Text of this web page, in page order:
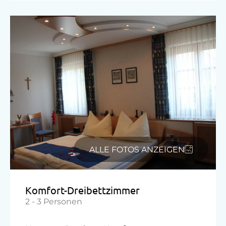
ALLE FOTOS ANZEIGEN
Komfort-Dreibettzimmer
2 - 3 Personen